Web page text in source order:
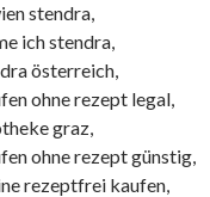
stendra,
ich stendra,
österreich,
ohne rezept legal,
graz,
ohne rezept günstig,
rezeptfrei kaufen,